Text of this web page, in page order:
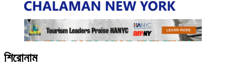
শিরোনাম